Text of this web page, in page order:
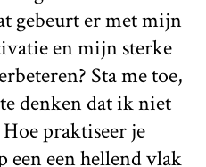
gebeurt er met mijn
en mijn sterke
Sta me toe,
denken dat ik niet
praktiseer je
een hellend vlak